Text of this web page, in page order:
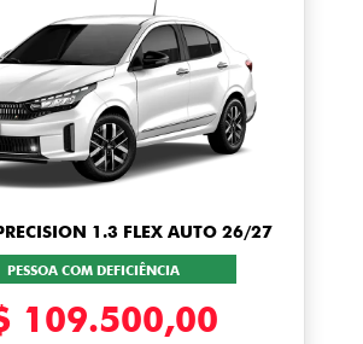
1.3 FLEX AUTO 26/27
PESSOA COM DEFICIÊNCIA
109.500,00